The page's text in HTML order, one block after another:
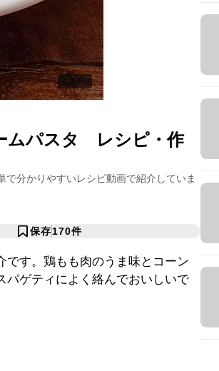
ムパスタ
レシピ・作
で分かりやすいレシピ動画で紹介していま
保存170件
です。鶏もも肉のうま味とコーン
パゲティによく絡んでおいしいで